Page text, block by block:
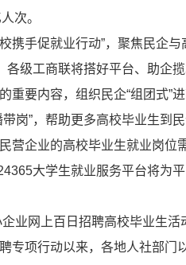
次。
携手促就业行动”，聚焦民企
各级工商联将搭好平台、助企
重要内容，组织民企“组团式”
岗”，帮助更多高校毕业生到
营企业的高校毕业生就业岗位
大学生就业服务平台将为
业网上百日招聘高校毕业生活
专项行动以来，各地人社部门